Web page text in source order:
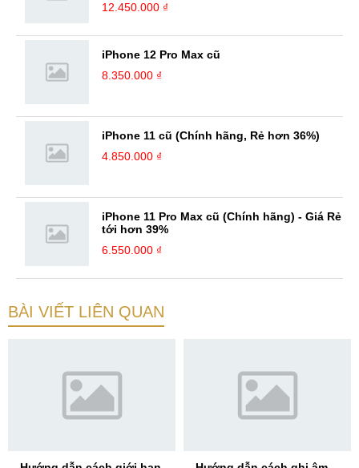
12.450.000 ₫
iPhone 12 Pro Max cũ
8.350.000 ₫
iPhone 11 cũ (Chính hãng, Rẻ hơn 36%)
4.850.000 ₫
iPhone 11 Pro Max cũ (Chính hãng) - Giá Rẻ
tới hơn 39%
6.550.000 ₫
BÀI VIẾT LIÊN QUAN